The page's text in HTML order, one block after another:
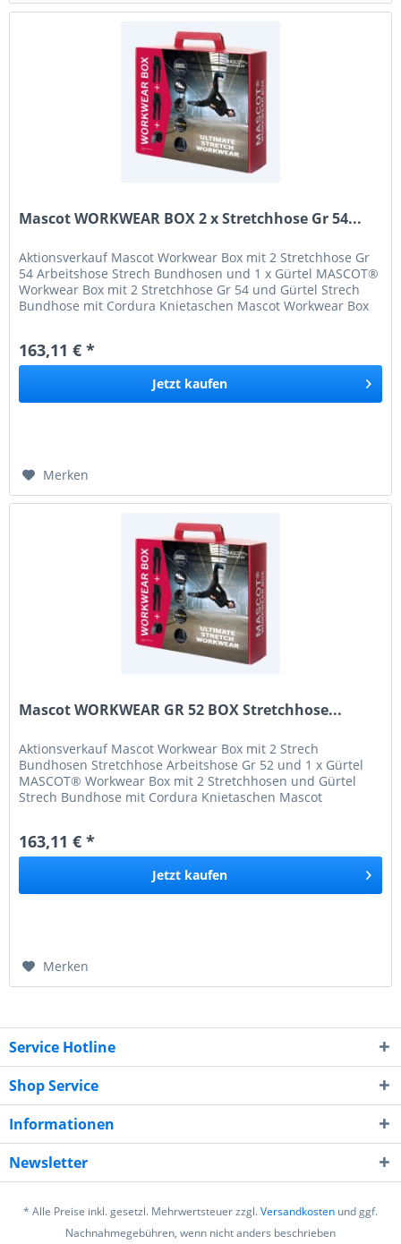
Mascot WORKWEAR BOX 2 x Stretchhose Gr 54...
Aktionsverkauf Mascot Workwear Box mit 2 Stretchhose Gr
54 Arbeitshose Strech Bundhosen und 1 x Gürtel MASCOT®
Workwear Box mit 2 Stretchhose Gr 54 und Gürtel Strech
Bundhose mit Cordura Knietaschen Mascot Workwear Box
163,11 € *
Jetzt kaufen
Merken
Mascot WORKWEAR GR 52 BOX Stretchhose...
Aktionsverkauf Mascot Workwear Box mit 2 Strech
Bundhosen Stretchhose Arbeitshose Gr 52 und 1 x Gürtel
MASCOT® Workwear Box mit 2 Stretchhosen und Gürtel
Strech Bundhose mit Cordura Knietaschen Mascot
163,11 € *
Jetzt kaufen
Merken
Service Hotline
Shop Service
Informationen
Newsletter
* Alle Preise inkl. gesetzl. Mehrwertsteuer zzgl.Versandkosten und ggf.
Nachnahmegebühren, wenn nicht anders beschrieben